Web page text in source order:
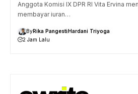
Anggota Komisi IX DPR RI Vita Ervina
membayar iuran…
ByRika PangestiHardani Triyoga
2 Jam Lalu